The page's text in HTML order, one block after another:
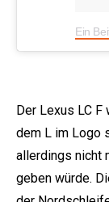
Der Lexus LC
dem L im Logo
allerdings nicht
geben würde.